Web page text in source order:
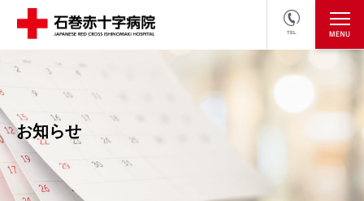
TEL
医療関係者の方
お知らせ